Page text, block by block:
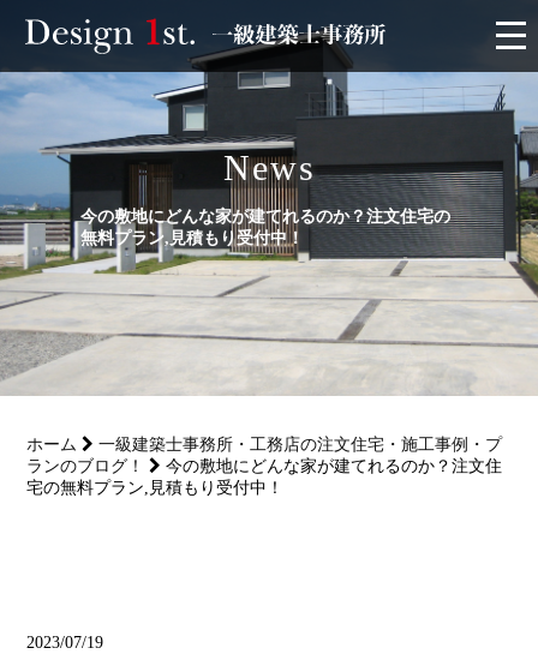
モニター
施工実績・施工事例
リフォーム
サービス
News
今の敷地にどんな家が建てれるのか？注文住宅の
無料プラン,見積もり受付中！
ホーム
一級建築士事務所・工務店の注文住宅・施工事例・プ
ランのブログ！
今の敷地にどんな家が建てれるのか？注文住
宅の無料プラン,見積もり受付中！
2023/07/19